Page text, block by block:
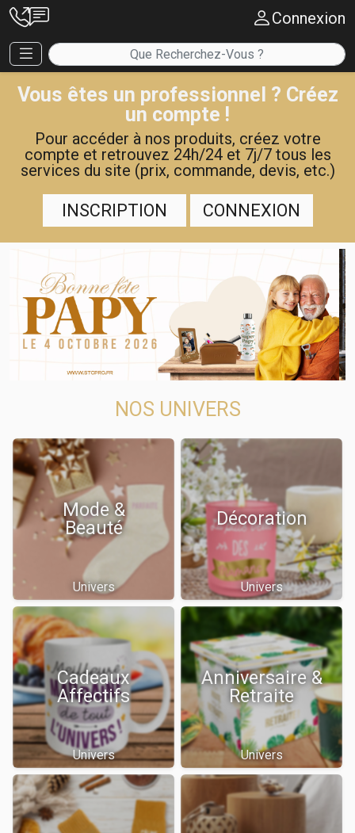
Connexion
Vous êtes un professionnel ? Créez
un compte !
Pour accéder à nos produits, créez votre
compte et retrouvez 24h/24 et 7j/7 tous les
services du site (prix, commande, devis, etc.)
INSCRIPTION CONNEXION
NOS UNIVERS
Mode &
Beauté
Univers
Décoration
Univers
Cadeaux
Affectifs
Univers
Anniversaire &
Retraite
Univers